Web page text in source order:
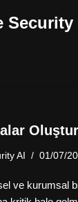
Security
AI 01/07/
ve kurumsal